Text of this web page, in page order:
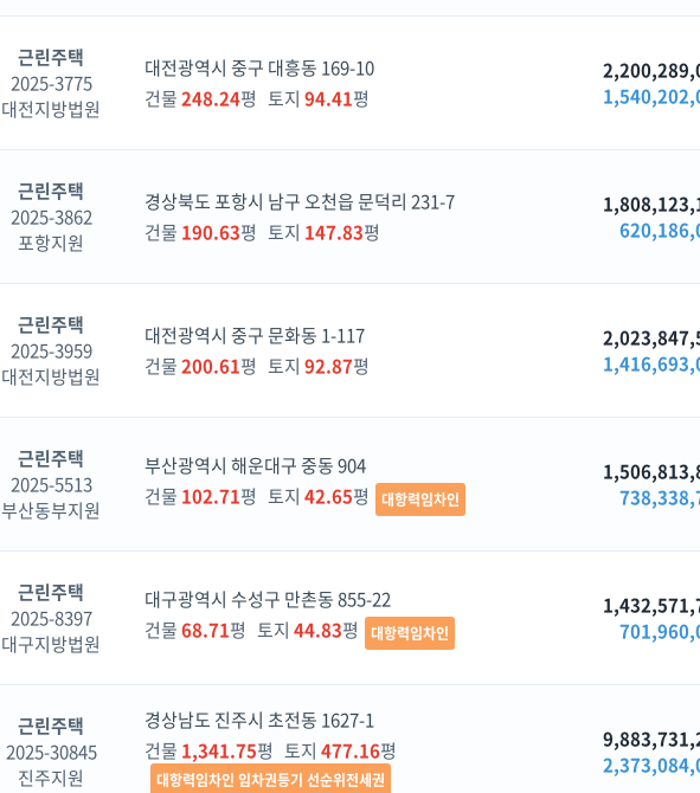
근린주택
2025-3775
대전지방법원
대전광역시 중구 대흥동 169-10
건물248.24평 토지 94.41평
근린주택
2025-3862
포항지원
경상북도 포항시 남구 오천읍 문덕리 231-7
건물 190.63평 토지 147.83평
근린주택
2025-3959
대전지방법원
대전광역시 중구 문화동 1-117
건물200.61평 토지 92.87평
근린주택
2025-5513
부산동부지원
부산광역시 해운대구 중동 904
건물 102.71평 토지 42.65평 대항력임차인
근린주택
2025-8397
대구지방법원
대구광역시 수성구 만촌동 855-22
건물68.71평 토지 44.83평 대항력임차인
근린주택
2025-30845
진주지원
경상남도 진주시 초전동 1627-1
건물 1,341.75평 토지 477.16평
대항력임차인 임차권등기 선순위전세권